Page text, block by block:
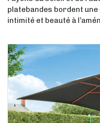
platebandes bordent
intimité et beauté à